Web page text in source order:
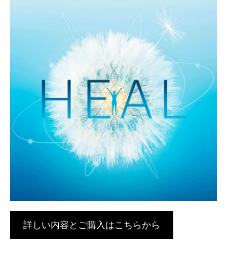
詳しい内容とご購入はこちらから